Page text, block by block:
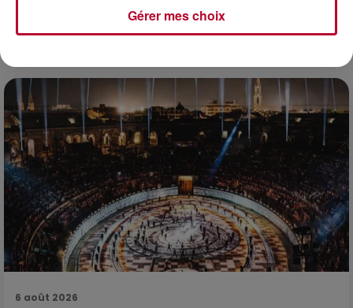
DINER CONCERT À LA MJC DE MARSEILLAN
6 août 2026
Gérer mes choix